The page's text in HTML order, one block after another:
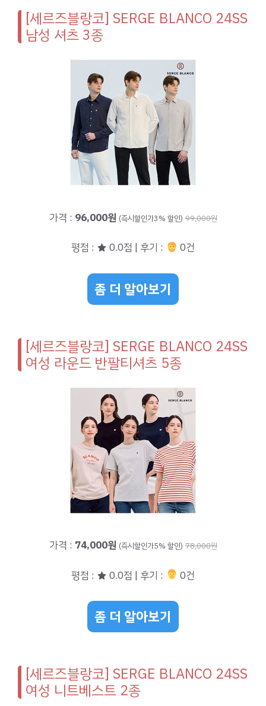
[세르즈블랑코] SERGE BLANCO 24SS
남성 셔츠 3종
가격 : 96,000원 (즉시할인가3% 할인) 99,000원
평점 : ★ 0.0점 | 후기 : 0건
좀 더 알아보기
[세르즈블랑코] SERGE BLANCO 24SS
여성 라운드 반팔티셔츠 5종
가격 : 74,000원 (즉시할인가5% 할인) 78,000원
평점 : ★ 0.0점 | 후기 : ‍‍ 0건
좀 더 알아보기
[세르즈블랑코] SERGE BLANCO 24SS
여성 니트베스트 2종